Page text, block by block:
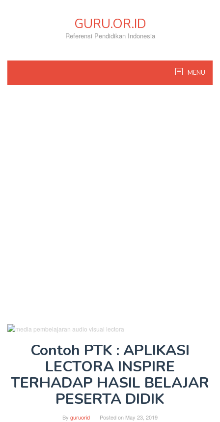
GURU.OR.ID
Referensi Pendidikan Indonesia
MENU
Contoh PTK : APLIKASI
LECTORA INSPIRE
TERHADAP HASIL BELAJAR
PESERTA DIDIK
By guruorid Posted on May 23, 2019